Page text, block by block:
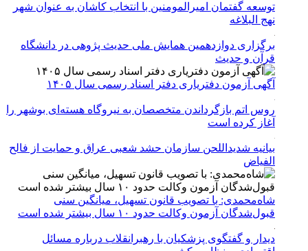
توسعه گفتمان امیرالمومنین با انتخاب کاشان به عنوان شهر
نهج البلاغه
برگزاری دوازدهمین همایش ملی حدیث پژوهی در دانشگاه
قرآن و حدیث
آگهی آزمون دفتریاری دفتر اسناد رسمی سال ۱۴۰۵
روس اتم بازگرداندن متخصصان به نیروگاه هسته‌ای بوشهر را
آغاز کرده است
بیانیه شدیداللحن سازمان حشد شعبی عراق و حمایت از فالح
الفیاض
شاه‌محمدی: با تصویب قانون تسهیل، میانگین سنی
قبول‌شدگان آزمون وکالت حدود ۱۰ سال بیشتر شده است
دیدار و گفتگوی پزشکیان با رهبرانقلاب درباره مسائل